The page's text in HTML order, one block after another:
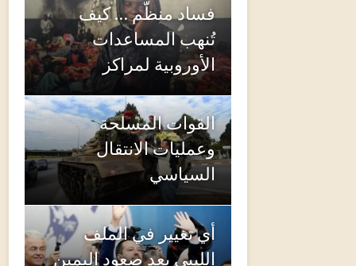
فساد منظّم … كيف
تُنهب المساعدات
الأوروبية لمراكز
القوات المسلحة
وعمليات الانتقال
السياسي
أي تغيير في الملف